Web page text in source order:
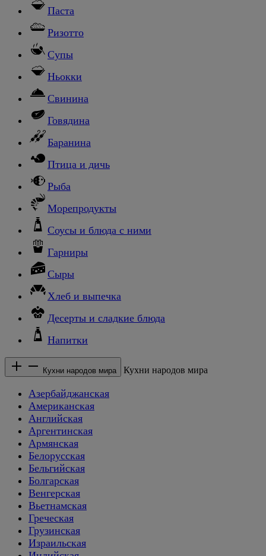
Паста
Ризотто
Супы
Ньокки
Свинина
Говядина
Баранина
Птица и дичь
Рыба
Морепродукты
Соусы и блюда с ними
Гарниры
Сыры
Хлеб и выпечка
Десерты и сладкие блюда
Напитки
Кухни народов мира Кухни народов мира
Азербайджанская
Американская
Английская
Аргентинская
Армянская
Белорусская
Бельгийская
Болгарская
Венгерская
Вьетнамская
Греческая
Грузинская
Израильская